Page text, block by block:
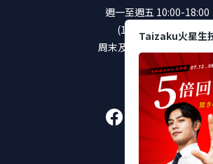
週一至週五 10:00-18:00
(12:00-13:00休息)
周末及國定假日將暫停服務
加入好友
販售通路
Taizaku火星生